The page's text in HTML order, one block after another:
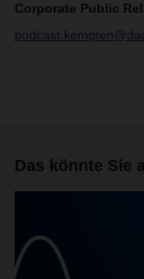
Corporate Public
Das könnte Sie